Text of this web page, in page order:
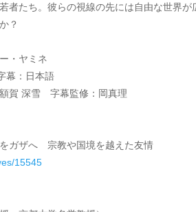
者たち。彼らの視線の先には自由な世界が
？
・ヤミネ
幕：日本語
賀 深雪 字幕監修：岡真理
ガザへ 宗教や国境を越えた友情
15545